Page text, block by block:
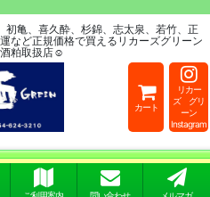
亀、喜久酔、杉錦、志太泉、若竹、正
など正規価格で買えるリカーズグリーン
粕取扱店☺
カート
リカー
ズ グリ
ーン
Instagram